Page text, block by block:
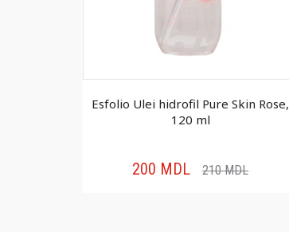
Esfolio Ulei hidrofil Pure Skin Rose,
120 ml
200 MDL 210MDL